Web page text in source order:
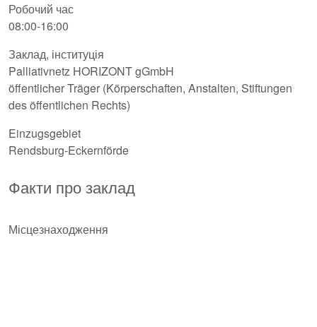
Робочий час
08:00-16:00
Заклад, інституція
Palliativnetz HORIZONT gGmbH
öffentlicher Träger (Körperschaften, Anstalten, Stiftungen
des öffentlichen Rechts)
Einzugsgebiet
Rendsburg-Eckernförde
Факти про заклад
Місцезнаходження